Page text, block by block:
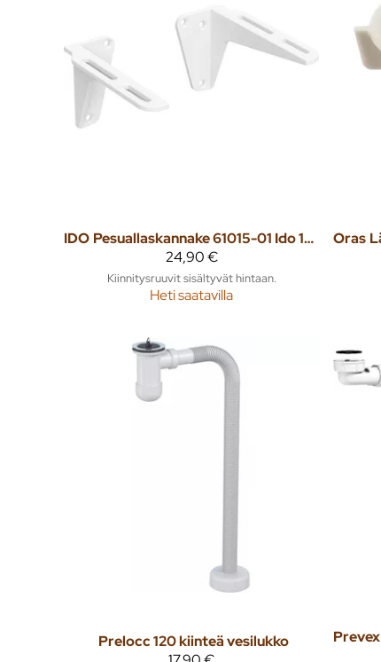
IDO
Pesuallaskannake 61015-01 Ido 195 mm
24,90 €
Kiinnitysruuvit sisältyvät hintaan.
Heti saatavilla
Oras
Prelocc 120 kiinteä vesilukko
Prevex